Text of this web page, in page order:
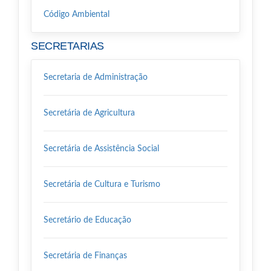
Código Ambiental
SECRETARIAS
Secretaria de Administração
Secretária de Agricultura
Secretária de Assistência Social
Secretária de Cultura e Turismo
Secretário de Educação
Secretária de Finanças